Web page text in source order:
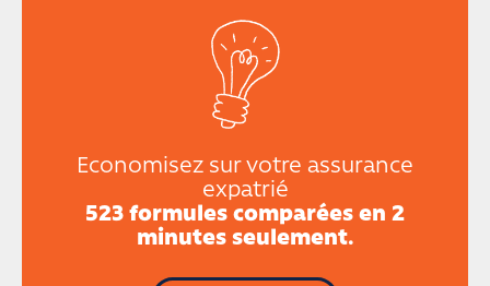
Economisez sur votre assurance
expatrié
523 formules comparées en 2
minutes seulement.